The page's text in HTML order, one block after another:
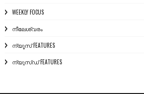
WEEKLY FOCUS
നീലേശ്വരം
ന്യൂസ് FEATURES
ന്യൂസ്ഡ് FEATURES